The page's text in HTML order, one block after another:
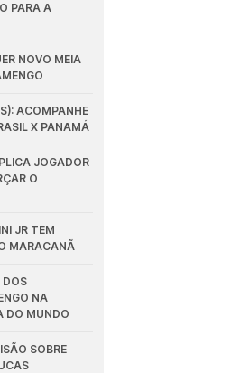
PARA A
NOVO MEIA
ACOMPANHE
X PANAMÁ
JOGADOR
O
JR TEM
MARACANÃ
DOS
NA
DO MUNDO
SOBRE